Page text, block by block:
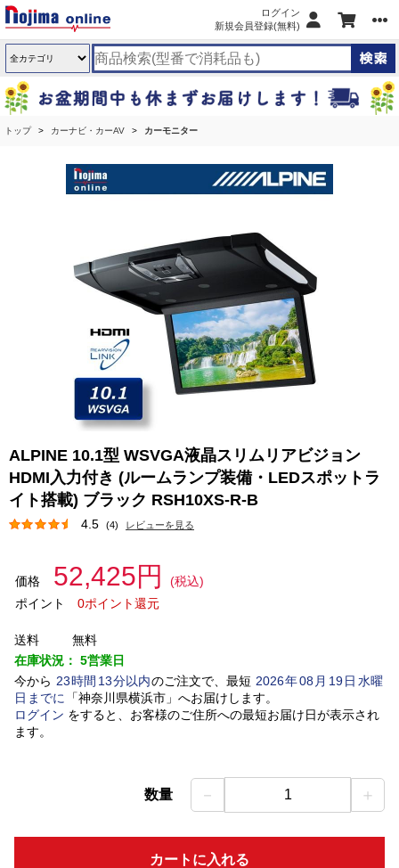
ログイン
新規会員登録(無料)
トップ カーナビ・カーAV カーモニター
ALPINE 10.1型 WSVGA液晶スリムリアビジョン
HDMI入力付き (ルームランプ装備・LEDスポットラ
イト搭載) ブラック RSH10XS-R-B
4.5 (4) レビューを見る
価格 52,425円
(税込)
ポイント
0ポイント還元
送料
無料
在庫状況： 5営業日
今から 23時間 13分以内のご注文で、最短 2026年08 月 19日水曜
日 までに 「神奈川県横浜市」 へお届けします。
ログイン をすると、お客様のご住所への最短お届け日が表示され
ます。
数量 － 1 ＋
カートに入れる